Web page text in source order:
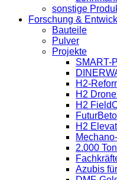
sonstige
Forschung &
Bauteile
Pulver
Projekte
SMART-
H2-
H2
H2
H2
2.000
Azubis